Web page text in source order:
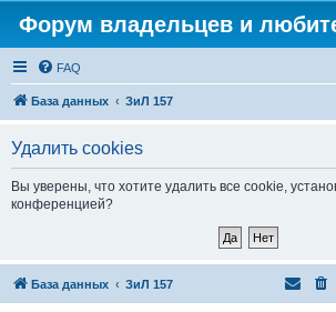
Форум владельцев и
FAQ
База данных ЗиЛ 157
Удалить cookies
Вы уверены, что хотите удалить все cookie,
конференцией?
База данных ЗиЛ 157